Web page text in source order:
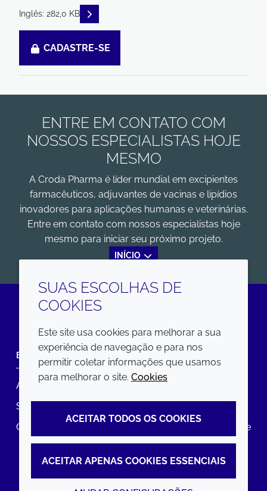
Inglês: 282,0 KB READ DESCRIPTIONS
CADASTRE-SE
ENTRE EM CONTATO COM
NOSSOS ESPECIALISTAS HOJE
MESMO
A Croda Pharma é líder mundial em excipientes
farmacêuticos, adjuvantes de vacinas e lipídios
inovadores para aplicações humanas e veterinárias.
Entre em contato com nossos especialistas hoje
mesmo para iniciar seu próximo projeto.
INÍCIO
LinkedIn
EMPRESA
Annual Report
Sustainability Report
Croda.com
LEGAL
Termos e condições
Declaração de Acessibilidade
SUAS ESCOLHAS DE
COOKIES
Este site usa cookies para melhorar a sua
experiência de navegação e para nos
permitir coletar informações que usamos
para melhorar o site. Cookies
ACEITAR TODOS OS COOKIES
ACEITAR APENAS COOKIES ESSENCIAIS